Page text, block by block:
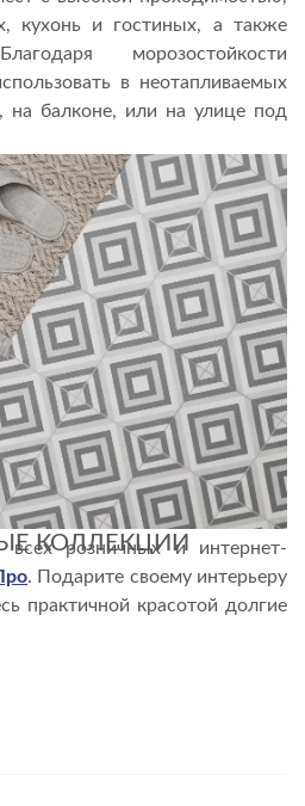
кухонь и гостиных, а также
морозостойкости
в неотапливаемых
на балконе, или на улице под
КОЛЛЕКЦИИ
розничных и интернет-
. Подарите своему интерьеру
практичной красотой долгие